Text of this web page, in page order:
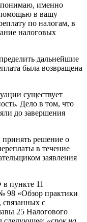
понимаю, именно
помощью в вашу
по налогам, в
налоговых
дальнейшие
была возвращена
существует
Дело в том, что
до завершения
решение о
в течение
заявления
пункте 11
98 «Обзор практики
с
25 Налогового